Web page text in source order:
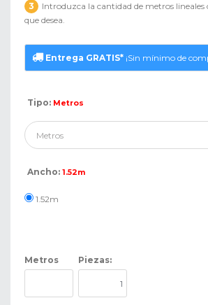
3
Introduzca la cantidad de metros lineales
que desea.
Entrega GRATIS* ¡Sin mínimo de
Tipo: Metros
Ancho: 1.52m
1.52m
Metros Piezas: